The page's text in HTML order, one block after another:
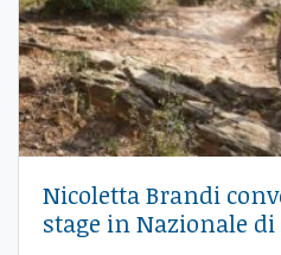
Nicoletta Brandi
stage in Nazionale